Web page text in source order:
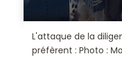
L'attaque de la
préfèrent : Photo :